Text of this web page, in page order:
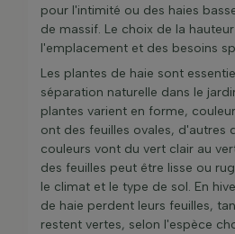
pour l'intimité ou des haies
de massif. Le choix de la
l'emplacement et des besoins
Les plantes de haie sont
séparation naturelle dans le
plantes varient en forme,
ont des feuilles ovales, d'autres
couleurs vont du vert clair au
des feuilles peut être lisse ou
le climat et le type de sol. En
de haie perdent leurs feuilles,
restent vertes, selon l'espèce